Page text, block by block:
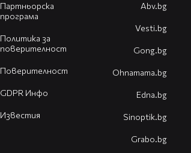
Партньорска
програма
Политика за
поверителност
Поверителност
GDPR Инфо
Известия
Abv.bg
Vesti.bg
Gong.bg
Оhnamama.bg
Edna.bg
Sinoptik.bg
Grabo.bg